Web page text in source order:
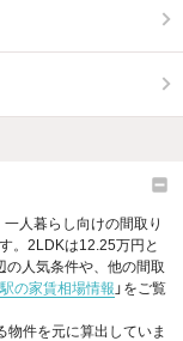
人暮らし向けの間取り
。2LDKは12.25万円と
の人気条件や、他の間取
の家賃相場情報 」をご覧
物件を元に算出していま